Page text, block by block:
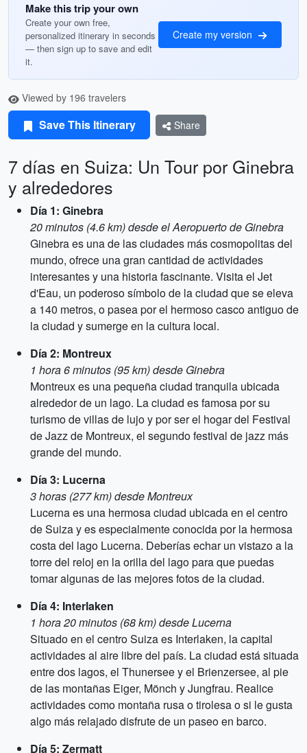
Make this trip your own
Create your own free,
personalized itinerary in seconds
— then sign up to save and edit
it.
Create my version
Viewed by 196 travelers
Save This Itinerary Share
7 días en Suiza: Un Tour por Ginebra
y alrededores
Día 1: Ginebra
20 minutos (4.6 km) desde el Aeropuerto de Ginebra
Ginebra es una de las ciudades más cosmopolitas del
mundo, ofrece una gran cantidad de actividades
interesantes y una historia fascinante. Visita el Jet
d'Eau, un poderoso símbolo de la ciudad que se eleva
a 140 metros, o pasea por el hermoso casco antiguo de
la ciudad y sumerge en la cultura local.
Día 2: Montreux
1 hora 6 minutos (95 km) desde Ginebra
Montreux es una pequeña ciudad tranquila ubicada
alrededor de un lago. La ciudad es famosa por su
turismo de villas de lujo y por ser el hogar del Festival
de Jazz de Montreux, el segundo festival de jazz más
grande del mundo.
Día 3: Lucerna
3 horas (277 km) desde Montreux
Lucerna es una hermosa ciudad ubicada en el centro
de Suiza y es especialmente conocida por la hermosa
costa del lago Lucerna. Deberías echar un vistazo a la
torre del reloj en la orilla del lago para que puedas
tomar algunas de las mejores fotos de la ciudad.
Día 4: Interlaken
1 hora 20 minutos (68 km) desde Lucerna
Situado en el centro Suiza es Interlaken, la capital
actividades al aire libre del país. La ciudad está situada
entre dos lagos, el Thunersee y el Brienzersee, al pie
de las montañas Eiger, Mönch y Jungfrau. Realice
actividades como montaña rusa o tirolesa o si le gusta
algo más relajado disfrute de un paseo en barco.
Día 5: Zermatt